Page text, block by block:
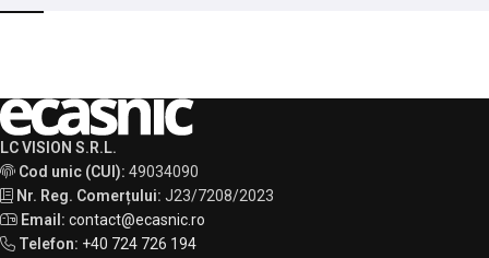
LC VISION S.R.L.
Cod unic (CUI): 49034090
Nr. Reg. Comerțului: J23/7208/2023
Email: contact@ecasnic.ro
Telefon: +40 724 726 194